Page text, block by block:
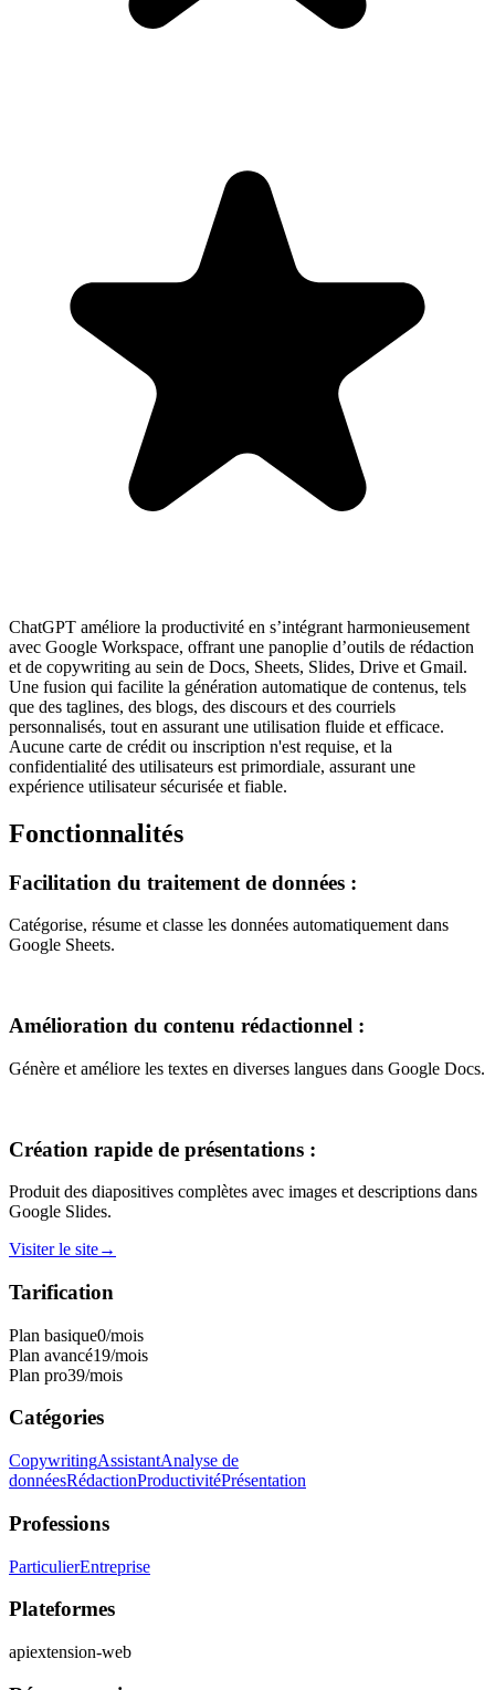
ChatGPT améliore la productivité en s’intégrant harmonieusement
avec Google Workspace, offrant une panoplie d’outils de rédaction
et de copywriting au sein de Docs, Sheets, Slides, Drive et Gmail.
Une fusion qui facilite la génération automatique de contenus, tels
que des taglines, des blogs, des discours et des courriels
personnalisés, tout en assurant une utilisation fluide et efficace.
Aucune carte de crédit ou inscription n'est requise, et la
confidentialité des utilisateurs est primordiale, assurant une
expérience utilisateur sécurisée et fiable.
Fonctionnalités
Facilitation du traitement de données :
Catégorise, résume et classe les données automatiquement dans
Google Sheets.
Amélioration du contenu rédactionnel :
Génère et améliore les textes en diverses langues dans Google Docs.
Création rapide de présentations :
Produit des diapositives complètes avec images et descriptions dans
Google Slides.
Visiter le site→
Tarification
Plan basique0/mois
Plan avancé19/mois
Plan pro39/mois
Catégories
CopywritingAssistantAnalyse de
donnéesRédactionProductivitéPrésentation
Professions
ParticulierEntreprise
Plateformes
apiextension-web